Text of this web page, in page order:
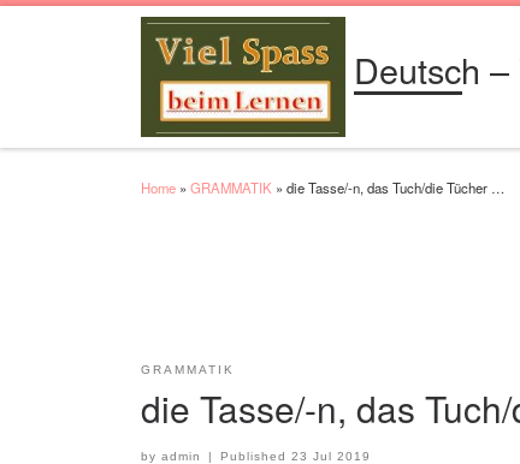
Deutsch
Home » GRAMMATIK » die Tasse/-n, das Tuch/die Tücher …
GRAMMATIK
die Tasse/-n, das
by admin | Published23 Jul 2019